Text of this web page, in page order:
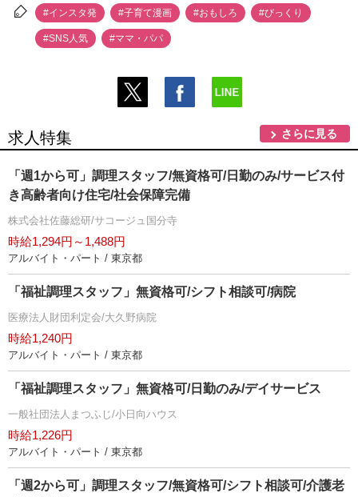
#インスタ発 #子育て漫画 #おもしろ #びっくり
#SNS人気 #ママ・パパ
求人特集 さらに見る
「週1から可」調理スタッフ/無資格可/日勤のみ/サービス付
き高齢者向け住宅/社会保障完備
株式会社佐藤総研/サコージュ国分寺
時給1,294円～1,488円
アルバイト・パート / 東京都
「福祉調理スタッフ」無資格可/シフト相談可/病院
医療法人財団利定会/大久野病院
時給1,240円
アルバイト・パート / 東京都
「福祉調理スタッフ」無資格可/日勤のみ/デイサービス
一般社団法人まつふじ/小日向ハウス
時給1,226円
アルバイト・パート / 東京都
「週2から可」調理スタッフ/無資格可/シフト相談可/介護老